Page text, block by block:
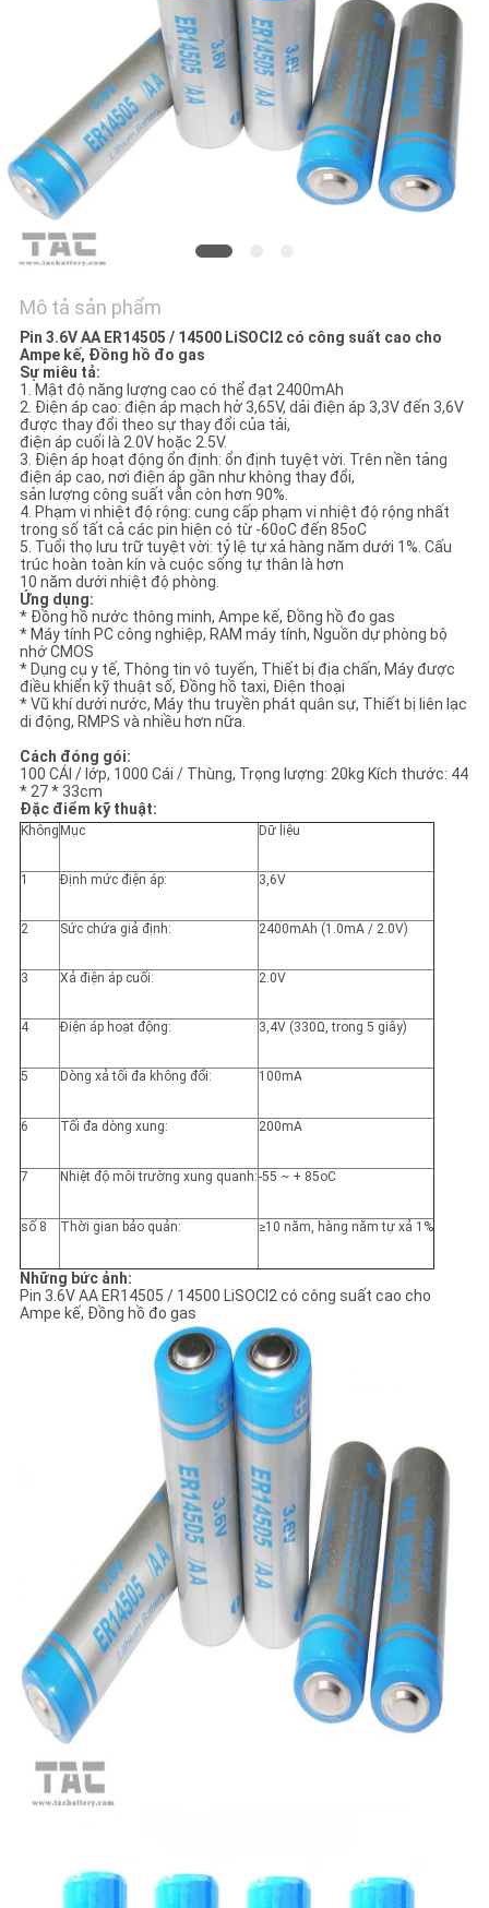
TỨC
CÁC
TRƯỜNG
YÊU
CẦU
BÁO
GIÁ
SƠ
ĐỒ
TRANG
WEB
PRIVACY
POLICY
Mô tả sản phẩm
Pin 3.6V AA ER14505 / 14500 LiSOCl2 có công suất cao cho
Ampe kế, Đồng hồ đo gas
Sự miêu tả:
1. Mật độ năng lượng cao có thể đạt 2400mAh
2. Điện áp cao: điện áp mạch hở 3,65V, dải điện áp 3,3V đến 3,6V
được thay đổi theo sự thay đổi của tải,
điện áp cuối là 2.0V hoặc 2.5V.
3. Điện áp hoạt động ổn định: ổn định tuyệt vời. Trên nền tảng
điện áp cao, nơi điện áp gần như không thay đổi,
sản lượng công suất vẫn còn hơn 90%.
4. Phạm vi nhiệt độ rộng: cung cấp phạm vi nhiệt độ rộng nhất
trong số tất cả các pin hiện có từ -60oC đến 85oC
5. Tuổi thọ lưu trữ tuyệt vời: tỷ lệ tự xả hàng năm dưới 1%. Cấu
trúc hoàn toàn kín và cuộc sống tự thân là hơn
10 năm dưới nhiệt độ phòng.
Ứng dụng:
* Đồng hồ nước thông minh, Ampe kế, Đồng hồ đo gas
* Máy tính PC công nghiệp, RAM máy tính, Nguồn dự phòng bộ
nhớ CMOS
* Dụng cụ y tế, Thông tin vô tuyến, Thiết bị địa chấn, Máy được
điều khiển kỹ thuật số, Đồng hồ taxi, Điện thoại
* Vũ khí dưới nước, Máy thu truyền phát quân sự, Thiết bị liên lạc
di động, RMPS và nhiều hơn nữa.
Cách đóng gói:
100 CÁI / lớp, 1000 Cái / Thùng, Trọng lượng: 20kg Kích thước: 44
* 27 * 33cm
Đặc điểm kỹ thuật:
Không Mục Dữ liệu
1 Định mức điện áp: 3,6V
2 Sức chứa giả định: 2400mAh (1.0mA / 2.0V)
3 Xả điện áp cuối: 2.0V
4 Điện áp hoạt động: 3,4V (330Ω, trong 5 giây)
5 Dòng xả tối đa không đổi: 100mA
6 Tối đa dòng xung: 200mA
7 Nhiệt độ môi trường xung quanh:-55 ~ + 85oC
số 8 Thời gian bảo quản: ≥10 năm, hàng năm tự xả 1%
Những bức ảnh:
Pin 3.6V AA ER14505 / 14500 LiSOCl2 có công suất cao cho
Ampe kế, Đồng hồ đo gas